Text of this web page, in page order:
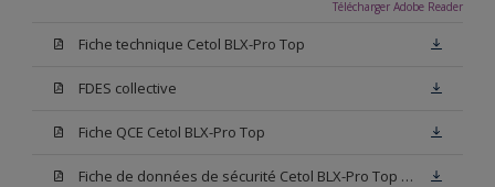
Télécharger Adobe Reader
Fiche technique Cetol BLX-Pro Top
FDES collective
Fiche QCE Cetol BLX-Pro Top
Fiche de données de sécurité Cetol BLX-Pro Top 003